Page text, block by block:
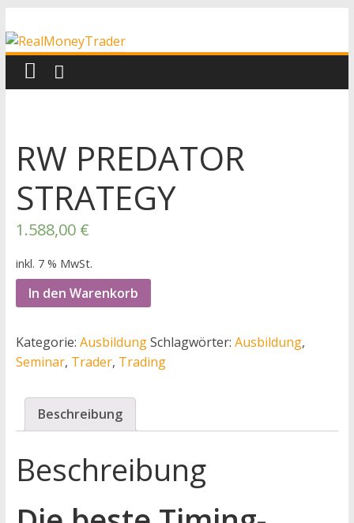
Inhalt
springen
RealMoneyTrader
Echtgeld-
Trading
RW PREDATOR
STRATEGY
1.588,00 €
inkl. 7 % MwSt.
In den Warenkorb
Kategorie: AusbildungSchlagwörter: Ausbildung,
Seminar, Trader, Trading
Beschreibung
Beschreibung